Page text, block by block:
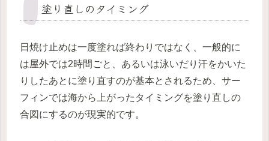
塗り直しのタイミング
日焼け止めは一度塗れば終わりではなく、一般的に
は屋外では2時間ごと、あるいは泳いだり汗をかいた
りしたあとに塗り直すのが基本とされるため、サー
フィンでは海から上がったタイミングを塗り直しの
合図にするのが現実的です。